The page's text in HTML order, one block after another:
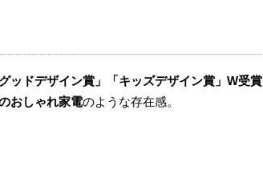
ッドデザイン賞」「キッズデザイン賞」W受賞
おしゃれ家電のような存在感。